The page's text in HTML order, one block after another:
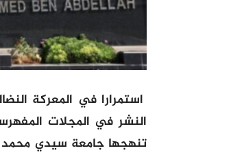
استمرارا في المعركة
تنهجها جامعة سيدي محمد